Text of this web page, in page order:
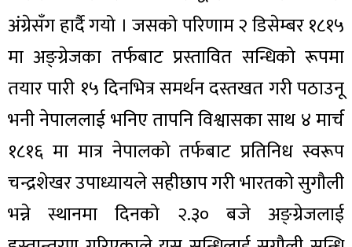
अंग्रेसँग हार्दै गयो । जसको परिणाम २ डिसेम्बर १८१५
मा अङ्ग्रेजका तर्फबाट प्रस्तावित सन्धिको रूपमा
तयार पारी १५ दिनभित्र समर्थन दस्तखत गरी पठाउनू
भनी नेपाललाई भनिए तापनि विश्वासका साथ ४ मार्च
१८१६ मा मात्र नेपालको तर्फबाट प्रतिनिध स्वरूप
चन्द्रशेखर उपाध्यायले सहीछाप गरी भारतको सुगौली
भन्ने स्थानमा दिनको २.३० बजे अङ्ग्रेजलाई